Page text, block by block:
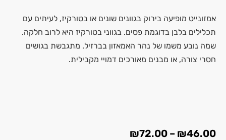
אמזונייט מופיעה בירוק בגוונים שונים או בטורקיז, לעיתים עם
תכלילים בלבן בדוגמת פסים. בגווני בטורקיז היא לרוב חלקה.
שמה נובע משמו של נהר האמאזון בברזיל. מתגבשת בגושים
חסרי צורה, או מבנים מאורכים דמויי מקבילית.
₪46.00
–
₪72.00